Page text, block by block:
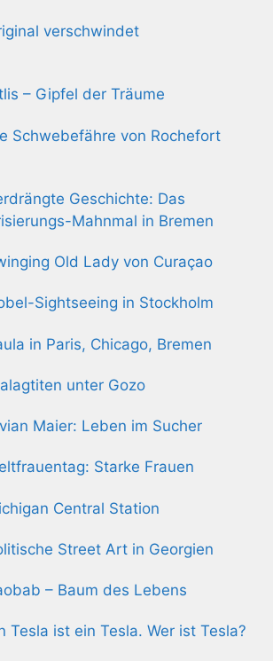
verschwindet
– Gipfel der Träume
Schwebefähre von Rochefort
Geschichte: Das
Mahnmal in Bremen
Old Lady von Curaçao
Sightseeing in Stockholm
in Paris, Chicago, Bremen
unter Gozo
Maier: Leben im Sucher
Starke Frauen
Central Station
Street Art in Georgien
– Baum des Lebens
Tesla ist ein Tesla. Wer ist Tesla?